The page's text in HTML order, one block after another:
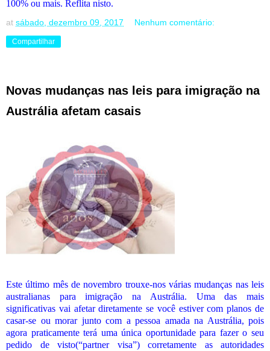
100% ou mais. Reflita nisto.
at sábado, dezembro 09, 2017 Nenhum comentário:
Compartilhar
Novas mudanças nas leis para imigração na
Austrália afetam casais
Este último mês de novembro trouxe-nos várias mudanças nas leis
australianas para imigração na Austrália. Uma das mais
significativas vai afetar diretamente se você estiver com planos de
casar-se ou morar junto com a pessoa amada na Austrália, pois
agora praticamente terá uma única oportunidade para fazer o seu
pedido de visto(“partner visa”) corretamente as autoridades